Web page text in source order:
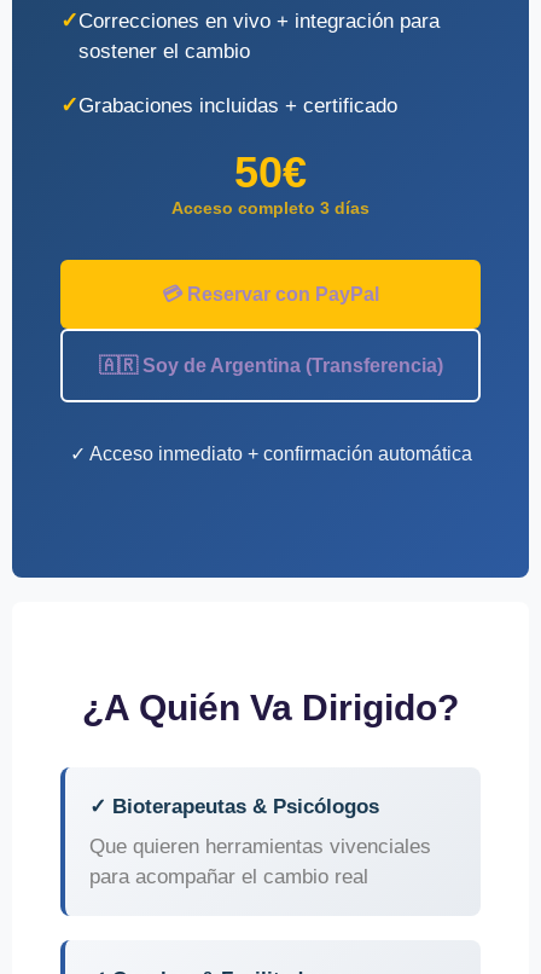
Correcciones en vivo + integración para
sostener el cambio
Grabaciones incluidas + certificado
50€
Acceso completo 3 días
💳 Reservar con PayPal
🇦🇷 Soy de Argentina (Transferencia)
✓ Acceso inmediato + confirmación automática
¿A Quién Va Dirigido?
✓ Bioterapeutas & Psicólogos
Que quieren herramientas vivenciales
para acompañar el cambio real